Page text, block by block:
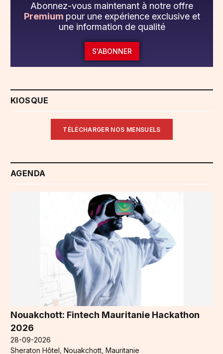
Abonnez-vous maintenant à notre offre
Premium pour une expérience exclusive et
une information de qualité
S'ABONNER
KIOSQUE
TÉLÉCHARGER NOS MENSUELS
AGENDA
Nouakchott: Fintech Mauritanie Hackathon
2026
28-09-2026
Sheraton Hôtel, Nouakchott, Mauritanie